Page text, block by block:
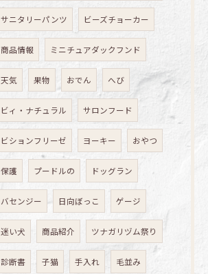
サニタリーパンツ ビーズチョーカー
商品情報 ミニチュアダックフンド
天気 果物 おでん へび
ビィ・ナチュラル サロンフード
ビションフリーゼ ヨーキー おやつ
保護 プードルの ドッグラン
バセンジー 日向ぼっこ ゲージ
迷い犬 商品紹介 ツナガリヅム祭り
診断書 子猫 手入れ 毛並み